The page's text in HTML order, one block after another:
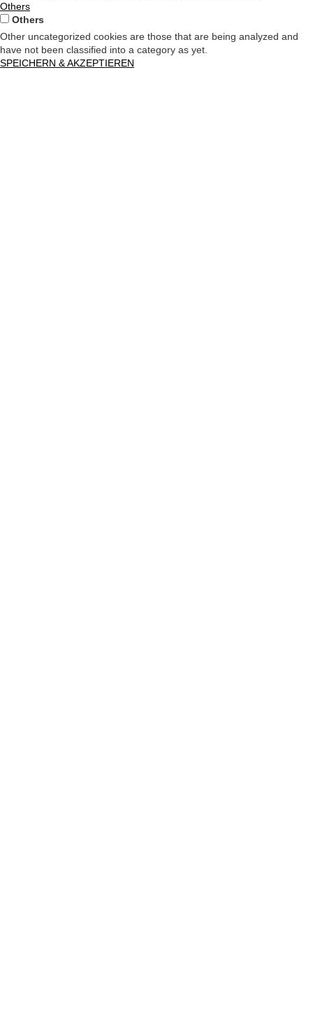
Others
Others
Other uncategorized cookies are those that are being analyzed and
have not been classified into a category as yet.
SPEICHERN & AKZEPTIEREN